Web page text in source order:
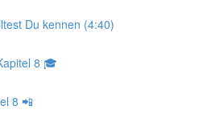
Du kennen (4:40)
8 🎓
8 📲